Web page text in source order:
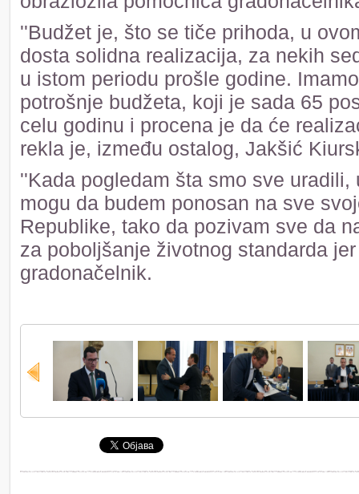
''Budžet je, što se tiče prihoda, u
dosta solidna realizacija, za nekih
u istom periodu prošle godine.
potrošnje budžeta, koji je sada 65
celu godinu i procena je da će
rekla je, između ostalog, Jakšić
''Kada pogledam šta smo sve
mogu da budem ponosan na sve
Republike, tako da pozivam sve da
za poboljšanje životnog standarda
gradonačelnik.